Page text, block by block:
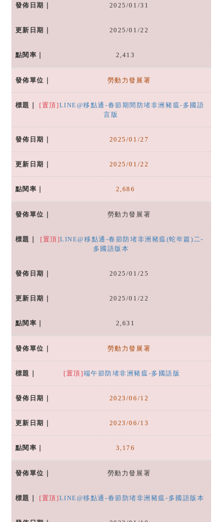
2025/01/31
2025/01/22
2,413
勞動力發展署
[置頂]LINE@移點通-春節期間防堵非洲豬瘟-多國語
言版
2025/01/27
2025/01/22
2,686
勞動力發展署
[置頂]LINE@移點通-春節防堵非洲豬瘟(蛇年篇)二-
多國語版本
2025/01/25
2025/01/22
2,631
勞動力發展署
[置頂]端午節防堵非洲豬瘟-多國語版
2023/06/12
2023/06/13
3,176
勞動力發展署
[置頂]LINE@移點通-春節防堵非洲豬瘟-多國語版本